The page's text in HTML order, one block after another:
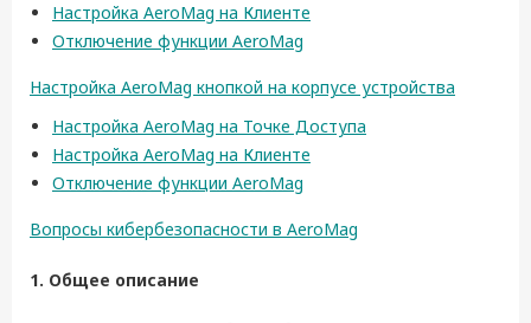
Настройка AeroMag на Клиенте
Отключение функции AeroMag
Настройка AeroMag кнопкой на корпусе устройства
Настройка AeroMag на Точке Доступа
Настройка AeroMag на Клиенте
Отключение функции AeroMag
Вопросы кибербезопасности в AeroMag
1. Общее описание